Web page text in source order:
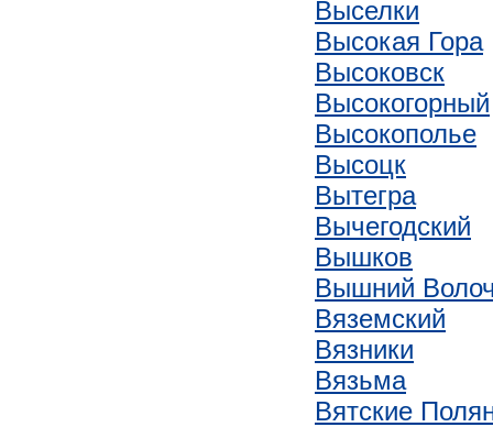
Выселки
Высокая Гора
Высоковск
Высокогорный
Высокополье
Высоцк
Вытегра
Вычегодский
Вышков
Вышний
Вяземский
Вязники
Вязьма
Вятские